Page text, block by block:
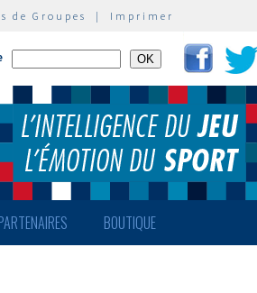
de Groupes | Imprimer
BOUTIQUE